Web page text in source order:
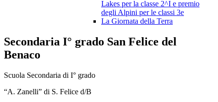
Lakes per la classe 2^I e premio
degli Alpini per le classi 3e
La Giornata della Terra
Secondaria I° grado San Felice del
Benaco
Scuola Secondaria di I° grado
“A. Zanelli” di S. Felice d/B